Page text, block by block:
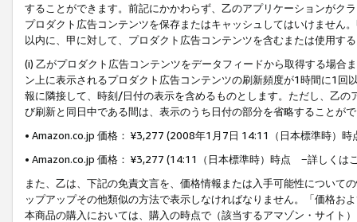
することができます。前記にかかわらず、乙のアプリケーションがク
プロダクト広告コンテンツを保存またはキャッシュしてはいけません
以内に、甲に対して、プロダクト広告コンテンツを含むまたは使用す
(i) 乙がプロダクト広告コンテンツをデータフィードから取得する場合
ン上に表示されるプロダクト広告コンテンツの刷新頻度が1時間に1
報に隣接して、時刻/日付の表示を含めるものとします。ただし、乙
び刷新と同日中である間は、表示のうち日付の部分を省略することが
• Amazon.co.jp 価格： ¥3,277 (2008年1月7日 14:11（日本標準時）
• Amazon.co.jp 価格： ¥3,277 (14:11（日本標準時）時点 −詳しくは
また、乙は、下記の免責文言を、価格情報または入手可能性について
ップアップその他類似の方法で表示しなければなりません。「価格
本商品の購入においては、購入の時点で（該当するアマゾン・サイト